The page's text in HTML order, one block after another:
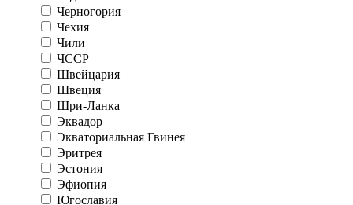
Черногория
Чехия
Чили
ЧССР
Швейцария
Швеция
Шри-Ланка
Эквадор
Экваториальная Гвинея
Эритрея
Эстония
Эфиопия
Югославия